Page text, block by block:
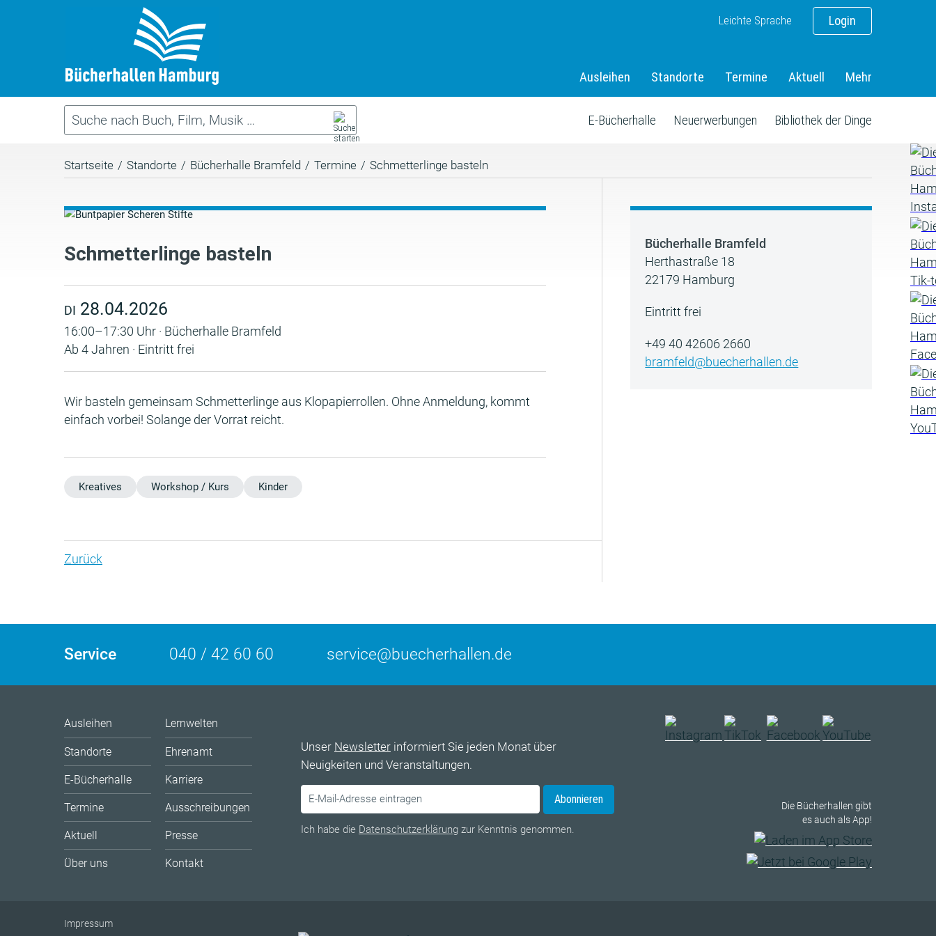
Login
Leichte Sprache
Ausleihen Standorte Termine Aktuell Mehr
E-Bücherhalle Neuerwerbungen Bibliothek der Dinge
Startseite / Standorte / Bücherhalle Bramfeld / Termine / Schmetterlinge basteln
Schmetterlinge basteln
DI 28.04.2026
16:00–17:30 Uhr · Bücherhalle Bramfeld
Ab 4 Jahren · Eintritt frei
Wir basteln gemeinsam Schmetterlinge aus Klopapierrollen. Ohne Anmeldung, kommt
einfach vorbei! Solange der Vorrat reicht.
Kreatives Workshop / Kurs Kinder
Zurück
Bücherhalle Bramfeld
Herthastraße 18
22179 Hamburg
Eintritt frei
+49 40 42606 2660
bramfeld@buecherhallen.de
Service 040 / 42 60 60 service@buecherhallen.de
Ausleihen
Standorte
E-Bücherhalle
Termine
Aktuell
Über uns
Lernwelten
Ehrenamt
Karriere
Ausschreibungen
Presse
Kontakt
Unser Newsletter informiert Sie jeden Monat über
Neuigkeiten und Veranstaltungen.
Abonnieren
Ich habe die Datenschutzerklärung zur Kenntnis genommen.
Die Bücherhallen gibt
es auch als App!
Impressum